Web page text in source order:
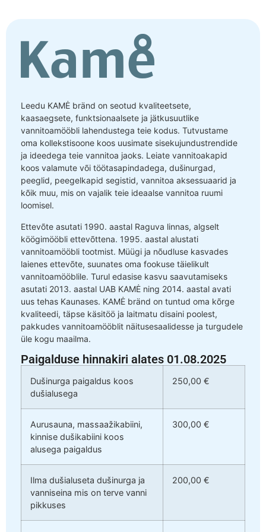
Leedu KAMĖ bränd on seotud kvaliteetsete,
kaasaegsete, funktsionaalsete ja jätkusuutlike
vannitoamööbli lahendustega teie kodus. Tutvustame
oma kollekstisoone koos uusimate sisekujundustrendide
ja ideedega teie vannitoa jaoks. Leiate vannitoakapid
koos valamute või töötasapindadega, dušinurgad,
peeglid, peegelkapid segistid, vannitoa aksessuaarid ja
kõik muu, mis on vajalik teie ideaalse vannitoa ruumi
loomisel.
Ettevõte asutati 1990. aastal Raguva linnas, algselt
köögimööbli ettevõttena. 1995. aastal alustati
vannitoamööbli tootmist. Müügi ja nõudluse kasvades
laienes ettevõte, suunates oma fookuse täielikult
vannitoamööblile. Turul edasise kasvu saavutamiseks
asutati 2013. aastal UAB KAMĖ ning 2014. aastal avati
uus tehas Kaunases. KAMĖ bränd on tuntud oma kõrge
kvaliteedi, täpse käsitöö ja laitmatu disaini poolest,
pakkudes vannitoamööblit näitusesaalidesse ja turgudele
üle kogu maailma.
Paigalduse hinnakiri alates 01.08.2025
Dušinurga paigaldus koos
dušialusega
250,00 €
Aurusauna, massaažikabiini,
kinnise dušikabiini koos
alusega paigaldus
300,00 €
Ilma dušialuseta dušinurga ja
vanniseina mis on terve vanni
pikkuses
200,00 €